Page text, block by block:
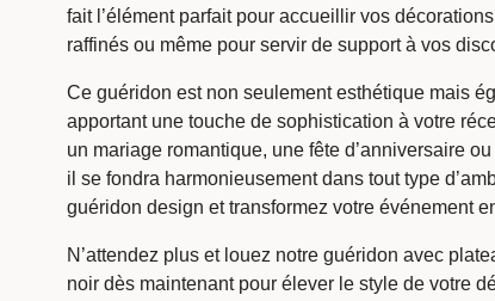
fait l’élément parfait pour accueillir vos
raffinés ou même pour servir de support à vos
Ce guéridon est non seulement esthétique mais
apportant une touche de sophistication à votre
un mariage romantique, une fête d’anniversaire
il se fondra harmonieusement dans tout type
guéridon design et transformez votre événement
N’attendez plus et louez notre guéridon avec
noir dès maintenant pour élever le style de votre